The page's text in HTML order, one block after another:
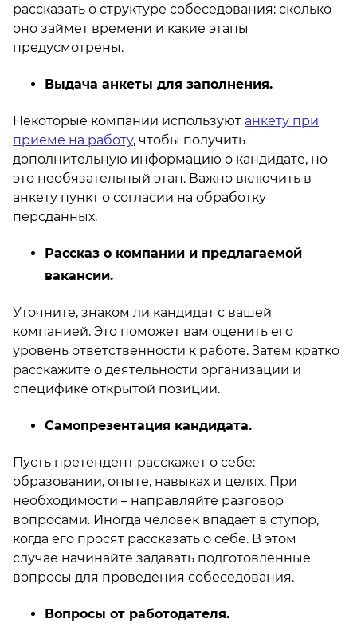
рассказать о структуре собеседования: сколько
оно займет времени и какие этапы
предусмотрены.
Выдача анкеты для заполнения.
Некоторые компании используют анкету при
приеме на работу, чтобы получить
дополнительную информацию о кандидате, но
это необязательный этап. Важно включить в
анкету пункт о согласии на обработку
персданных.
Рассказ о компании и предлагаемой
вакансии.
Уточните, знаком ли кандидат с вашей
компанией. Это поможет вам оценить его
уровень ответственности к работе. Затем кратко
расскажите о деятельности организации и
специфике открытой позиции.
Самопрезентация кандидата.
Пусть претендент расскажет о себе:
образовании, опыте, навыках и целях. При
необходимости – направляйте разговор
вопросами. Иногда человек впадает в ступор,
когда его просят рассказать о себе. В этом
случае начинайте задавать подготовленные
вопросы для проведения собеседования.
Вопросы от работодателя.